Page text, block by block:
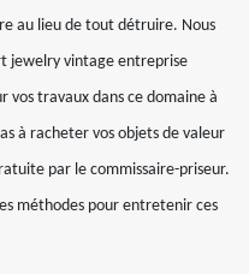
au lieu de tout détruire. Nous
jewelry vintage entreprise
vos travaux dans ce domaine à
à racheter vos objets de valeur
par le commissaire-priseur.
méthodes pour entretenir ces